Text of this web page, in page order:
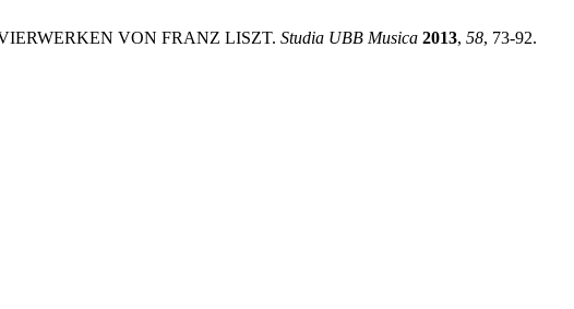
VON FRANZ LISZT. Studia UBB Musica 2013, 58, 73-92.